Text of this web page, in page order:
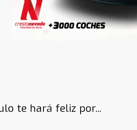
te hará feliz por...